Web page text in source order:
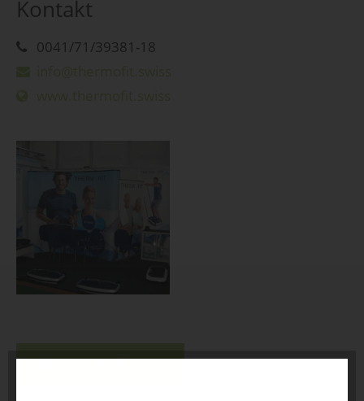
Kontakt
0041/71/39381-18
Jetzt anfragen